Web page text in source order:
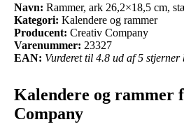
Navn: Rammer, ark 26,2×18,5 cm,
Kategori: Kalendere og rammer
Producent: Creativ Company
Varenummer: 23327
EAN: Vurderet til 4.8 ud af 5 stjerner
Kalendere og rammer
Company